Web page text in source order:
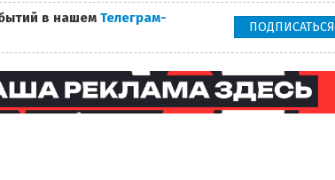
в нашем Телеграм-
ПОДПИСАТЬСЯ